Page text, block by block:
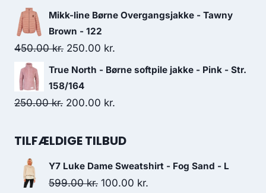
price
was:
109.00 kr..
price
Mikk-line Børne Overgangsjakke - Tawny
Brown - 122
450.00kr. Original
price
was:
450.00 kr..
250.00 kr.
price
True North - Børne softpile jakke - Pink - Str.
158/164
250.00kr. Original
was:
200.00 kr.
is:
TILFÆLDIGE TILBUD
Y7 Luke Dame Sweatshirt - Fog Sand - L
599.00kr. Original
100.00 kr.